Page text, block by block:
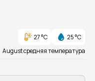
27 °C
25 °C
August средняя температура